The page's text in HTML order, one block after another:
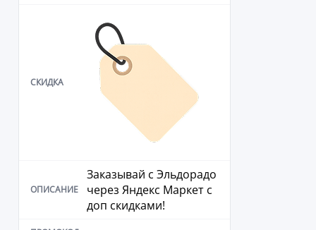
Заказывай с Эльдорадо
через Яндекс Маркет с
доп скидками!